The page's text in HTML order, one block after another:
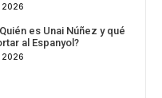
2026
es Unai Núñez y qué
al Espanyol?
2026